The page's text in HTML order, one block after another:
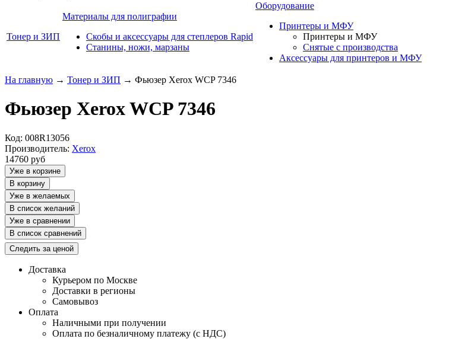
Тонер и ЗИП
Материалы для полиграфии
Скобы и аксессуары для степлеров Rapid
Станины, ножи, марзаны
Оборудование
Принтеры и МФУ
Принтеры и МФУ
Снятые с производства
Аксессуары для принтеров и МФУ
На главную → Тонер и ЗИП → Фьюзер Xerox WCP 7346
Фьюзер Xerox WCP 7346
Код: 008R13056
Производитель: Xerox
14760 руб
Уже в корзине
В корзину
Уже в желаемых
В список желаний
Уже в сравнении
В список сравнений
Следить за ценой
Доставка
Курьером по Москве
Доставки в регионы
Самовывоз
Оплата
Наличными при получении
Оплата по безналичному платежу (с НДС)